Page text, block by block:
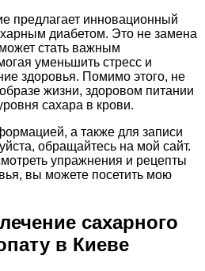
предлагает инновационный
диабетом. Это не замена
стать важным
уменьшить стресс и
здоровья. Помимо этого, не
жизни, здоровом питании
сахара в крови.
а также для записи
обращайтесь на мой сайт.
упражнения и рецепты
вы можете посетить мою
сахарного
в Киеве